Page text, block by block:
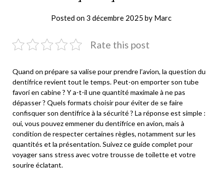
Posted on 3 décembre 2025 by Marc
Rate this post
Quand on prépare sa valise pour prendre l’avion, la question du
dentifrice revient tout le temps. Peut-on emporter son tube
favori en cabine ? Y a-t-il une quantité maximale à ne pas
dépasser ? Quels formats choisir pour éviter de se faire
confisquer son dentifrice à la sécurité ? La réponse est simple :
oui, vous pouvez emmener du dentifrice en avion, mais à
condition de respecter certaines règles, notamment sur les
quantités et la présentation. Suivez ce guide complet pour
voyager sans stress avec votre trousse de toilette et votre
sourire éclatant.